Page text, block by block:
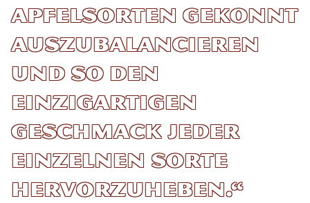
Apfelsorten gekonnt
auszubalancieren
und so den
einzigartigen
Geschmack jeder
einzelnen Sorte
hervorzuheben.“